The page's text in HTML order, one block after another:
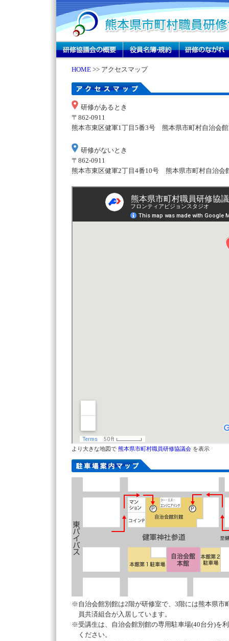
HOME >> アクセスマップ
研修があるとき
〒862-0911
熊本市東区健軍1丁目5番3号 熊本県市町村自治会
研修がないとき
〒862-0911
熊本市東区健軍2丁目4番10号 熊本県市町村自治
より大きな地図で 熊本県市町村職員研修協議会 を表示
※自治会館別館は2階が研修室で、3階には熊本県市
員共済組合が入居しています。
※受講生は、自治会館別館の専用駐車場(40台分)を
ください。